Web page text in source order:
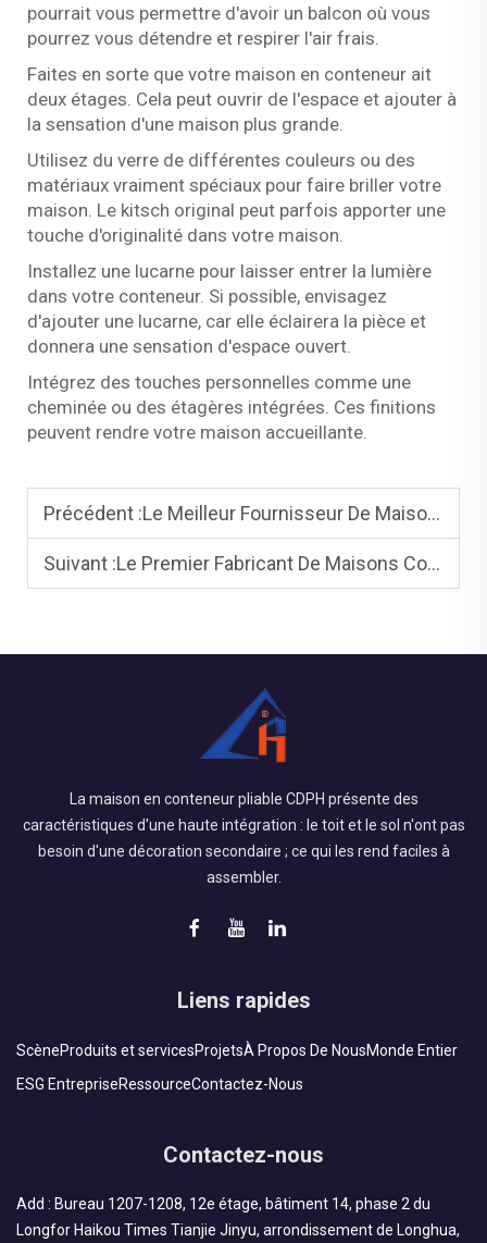
pourrait vous permettre d'avoir un balcon où vous
pourrez vous détendre et respirer l'air frais.
Faites en sorte que votre maison en conteneur ait
deux étages. Cela peut ouvrir de l'espace et ajouter à
la sensation d'une maison plus grande.
Utilisez du verre de différentes couleurs ou des
matériaux vraiment spéciaux pour faire briller votre
maison. Le kitsch original peut parfois apporter une
touche d'originalité dans votre maison.
Installez une lucarne pour laisser entrer la lumière
dans votre conteneur. Si possible, envisagez
d'ajouter une lucarne, car elle éclairera la pièce et
donnera une sensation d'espace ouvert.
Intégrez des touches personnelles comme une
cheminée ou des étagères intégrées. Ces finitions
peuvent rendre votre maison accueillante.
Précédent :Le Meilleur Fournisseur De Maisons Modulaires Préfabriquées
Suivant :Le Premier Fabricant De Maisons Conteneurs Extensibles De Chine
La maison en conteneur pliable CDPH présente des
caractéristiques d'une haute intégration : le toit et le sol n'ont pas
besoin d'une décoration secondaire ; ce qui les rend faciles à
assembler.
Liens rapides
ScèneProduits et servicesProjetsÀ Propos De NousMonde Entier
ESG EntrepriseRessourceContactez-Nous
Contactez-nous
Add : Bureau 1207-1208, 12e étage, bâtiment 14, phase 2 du
Longfor Haikou Times Tianjie Jinyu, arrondissement de Longhua,